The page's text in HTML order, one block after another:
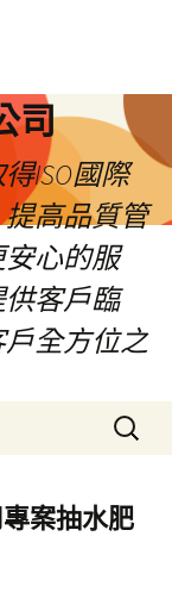
司
ISO國際
高品質管
心的服
客戶臨
全方位之
搜
尋
鍵
字:
案抽水肥